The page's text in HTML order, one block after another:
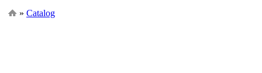
» Catalog